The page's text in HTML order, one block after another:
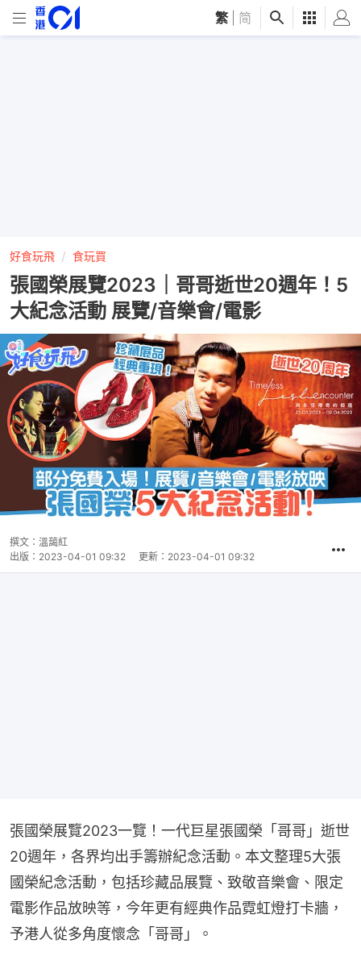
繁 简
好食玩飛 食玩買
張國榮展覽2023｜哥哥逝世20週年！5
大紀念活動 展覽/音樂會/電影
撰文： 溫藹紅
出版： 2023-04-01 09:32 更新： 2023-04-01 09:32
張國榮展覽2023一覽！一代巨星張國榮「哥哥」逝世
20週年，各界均出手籌辦紀念活動。本文整理5大張
國榮紀念活動，包括珍藏品展覽、致敬音樂會、限定
電影作品放映等，今年更有經典作品霓虹燈打卡牆，
予港人從多角度懷念「哥哥」。